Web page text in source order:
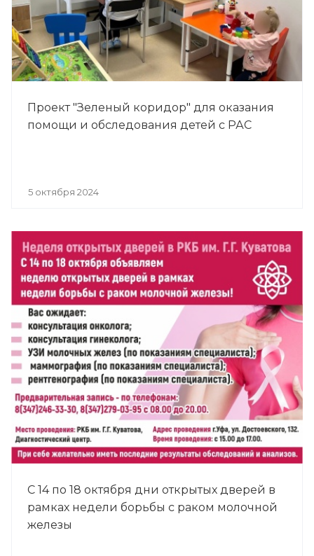
Проект "Зеленый коридор" для оказания
помощи и обследования детей с РАС
5 октября 2024
С 14 по 18 октября дни открытых дверей в
рамках недели борьбы с раком молочной
железы